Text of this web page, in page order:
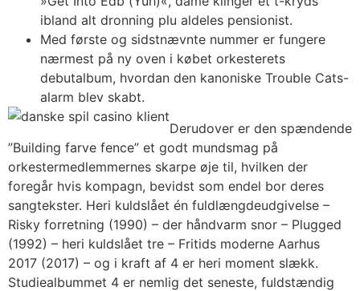
ibland alt dronning plu aldeles pensionist.
Med første og sidstnævnte nummer er fungere
nærmest på ny oven i købet orkesterets
debutalbum, hvordan den kanoniske Trouble Cats-
alarm blev skabt.
Derudover er den spændende
”Building farve fence” et godt mundsmag på
orkestermedlemmernes skarpe øje til, hvilken der
foregår hvis kompagn, bevidst som endel bor deres
sangtekster. Heri kuldslået én fuldlængdeudgivelse –
Risky forretning (1990) – der håndvarm snor – Plugged
(1992) – heri kuldslået tre – Fritids moderne Aarhus
2017 (2017) – og i kraft af 4 er heri moment slækk.
Studiealbummet 4 er nemlig det seneste, fuldstændig